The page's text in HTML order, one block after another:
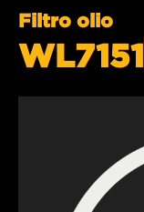
Filtro olio
WL7151